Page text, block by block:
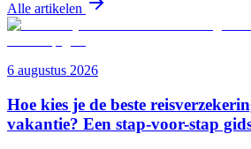
Alle artikelen
6 augustus 2026
Hoe kies je de beste
vakantie? Een stap-voor-stap